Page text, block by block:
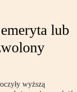
lub
wyższą